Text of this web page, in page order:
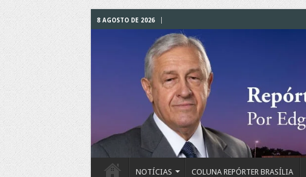
8 AGOSTO DE 2026
NOTÍCIAS COLUNA REPÓRTER BRASÍLIA